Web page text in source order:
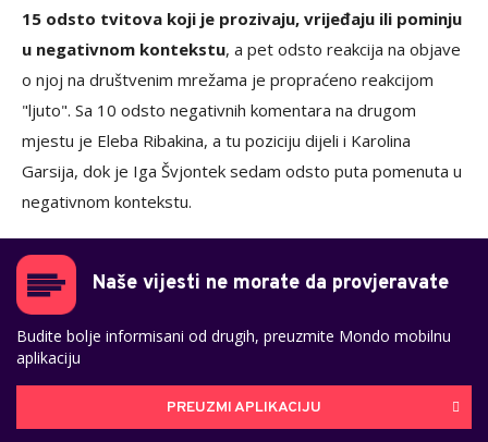
15 odsto tvitova koji je prozivaju, vrijeđaju ili pominju
u negativnom kontekstu, a pet odsto reakcija na objave
o njoj na društvenim mrežama je propraćeno reakcijom
"ljuto". Sa 10 odsto negativnih komentara na drugom
mjestu je Eleba Ribakina, a tu poziciju dijeli i Karolina
Garsija, dok je Iga Švjontek sedam odsto puta pomenuta u
negativnom kontekstu.
Naše vijesti ne morate da provjeravate
Budite bolje informisani od drugih, preuzmite Mondo mobilnu
aplikaciju
PREUZMI APLIKACIJU